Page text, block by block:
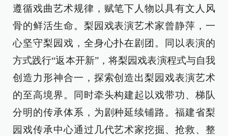
遵循戏曲艺术规律，赋笔下人物以具有文人风
骨的鲜活生命。梨园戏表演艺术家曾静萍，一
心坚守梨园戏，全身心扑在剧团。同以表演的
方式践行“返本开新”，将梨园戏表演程式与自我
创造力形神合一，探索创造出梨园戏表演艺术
的至高境界。同时牵头构建起以戏带功、梯队
分明的传承体系，为剧种延续铺路。福建省梨
园戏传承中心通过几代艺术家挖掘、抢救、整